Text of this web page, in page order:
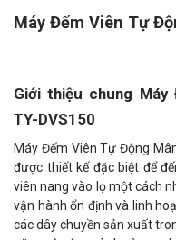
Máy Đếm Viên Tự
Giới thiệu chung
TY-DVS150
Máy Đếm Viên Tự Động
được thiết kế đặc biệt để
viên nang vào lọ một cách
vận hành ổn định và linh
các dây chuyền sản xuất